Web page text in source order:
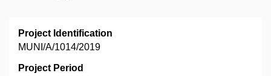
Project Identification
MUNI/A/1014/2019
Project Period